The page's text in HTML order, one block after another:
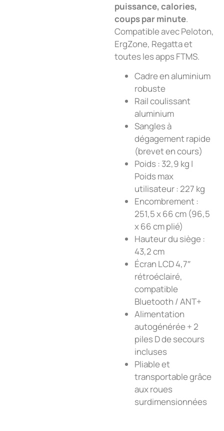
puissance, calories,
coups par minute.
Compatible avec Peloton,
ErgZone, Regatta et
toutes les apps FTMS.
Cadre en aluminium
robuste
Rail coulissant
aluminium
Sangles à
dégagement rapide
(brevet en cours)
Poids : 32,9 kg |
Poids max
utilisateur : 227 kg
Encombrement :
251,5 x 66 cm (96,5
x 66 cm plié)
Hauteur du siège :
43,2 cm
Écran LCD 4,7″
rétroéclairé,
compatible
Bluetooth / ANT+
Alimentation
autogénérée + 2
piles D de secours
incluses
Pliable et
transportable grâce
aux roues
surdimensionnées